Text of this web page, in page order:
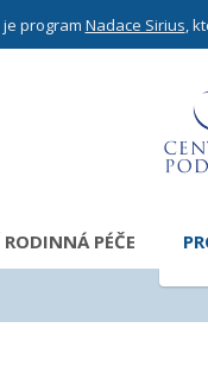
program Nadace Sirius,
PÉČE